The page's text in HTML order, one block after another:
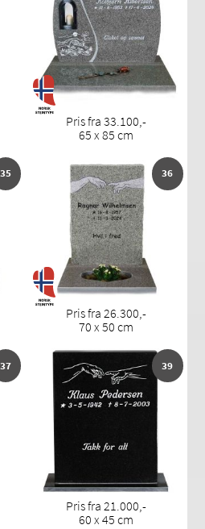
Pris fra 33.100,-
65 x 85 cm
35 36
Pris fra 26.300,-
70 x 50 cm
37 39
Pris fra 21.000,-
60 x 45 cm